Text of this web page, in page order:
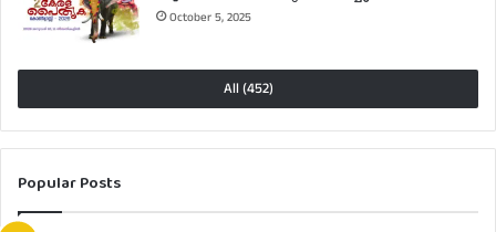
October 5, 2025
All (452)
Popular Posts